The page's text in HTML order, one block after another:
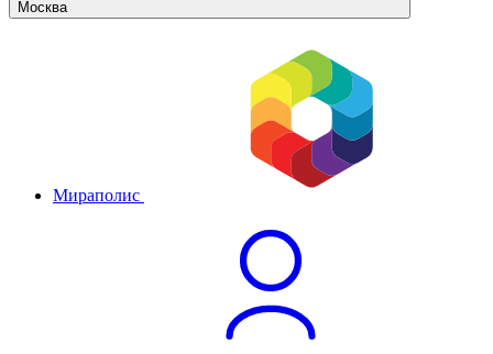
Москва
Мираполис